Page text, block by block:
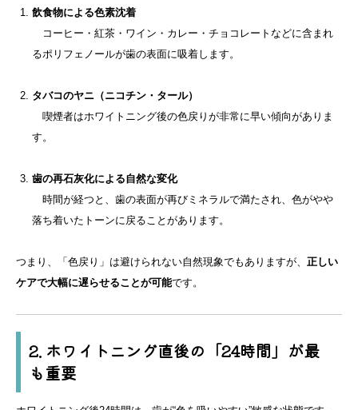
飲食物による色素沈着
コーヒー・紅茶・ワイン・カレー・チョコレートなどに含まれ
るポリフェノールが歯の表面に吸着します。
タバコのヤニ（ニコチン・タール）
喫煙者はホワイトニング後の色戻りが非常に早い傾向がありま
す。
歯の再石灰化による自然な変化
時間が経つと、歯の表面が再びミネラルで満たされ、色がやや
落ち着いたトーンに戻ることがあります。
つまり、「色戻り」は避けられない自然現象でもありますが、 正しい
ケアで大幅に遅らせることが可能です。
2. ホワイトニング直後の「24時間」が最
も重要